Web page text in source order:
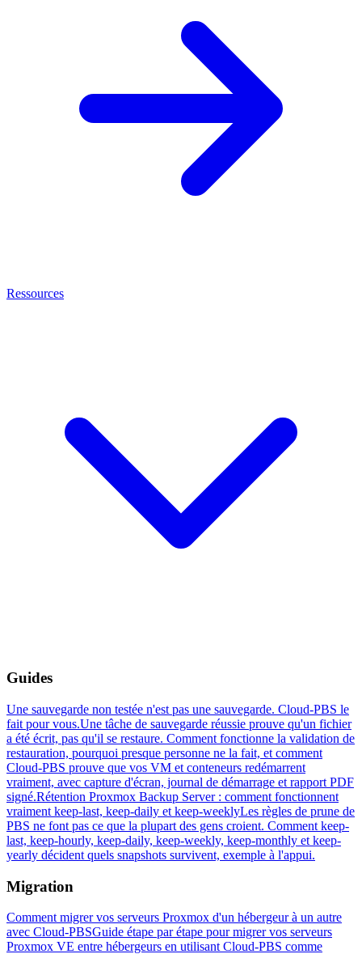
Ressources
Guides
Une sauvegarde non testée n'est pas une sauvegarde. Cloud-PBS le
fait pour vous.Une tâche de sauvegarde réussie prouve qu'un fichier
a été écrit, pas qu'il se restaure. Comment fonctionne la validation de
restauration, pourquoi presque personne ne la fait, et comment
Cloud-PBS prouve que vos VM et conteneurs redémarrent
vraiment, avec capture d'écran, journal de démarrage et rapport PDF
signé.Rétention Proxmox Backup Server : comment fonctionnent
vraiment keep-last, keep-daily et keep-weeklyLes règles de prune de
PBS ne font pas ce que la plupart des gens croient. Comment keep-
last, keep-hourly, keep-daily, keep-weekly, keep-monthly et keep-
yearly décident quels snapshots survivent, exemple à l'appui.
Migration
Comment migrer vos serveurs Proxmox d'un hébergeur à un autre
avec Cloud-PBSGuide étape par étape pour migrer vos serveurs
Proxmox VE entre hébergeurs en utilisant Cloud-PBS comme